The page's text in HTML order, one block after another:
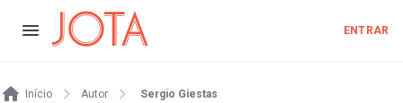
ENTRAR
Início Autor Sergio Giestas